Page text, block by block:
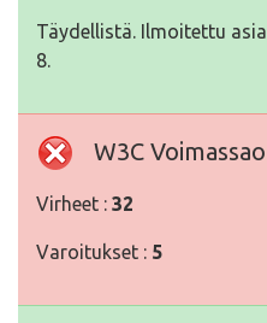
Täydellistä. Ilmoitettu
8.
W3C
Virheet : 32
Varoitukset : 5